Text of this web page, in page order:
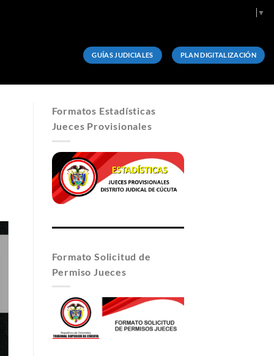
▼
GUÍAS JUDICIALES PLAN DIGITALIZACIÓN
Formatos Estadísticas
Jueces Provisionales
Formato Solicitud de
Permiso Jueces